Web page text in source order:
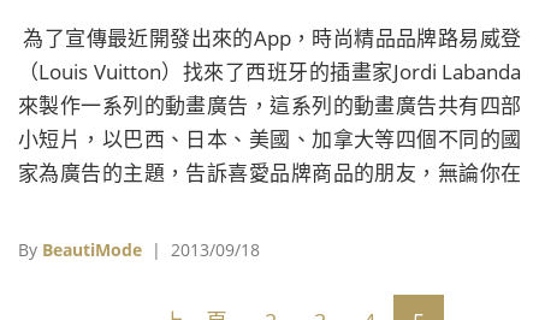
為了宣傳最近開發出來的App，時尚精品品牌路易威登
（Louis Vuitton）找來了西班牙的插畫家Jordi Labanda
來製作一系列的動畫廣告，這系列的動畫廣告共有四部
小短片，以巴西、日本、美國、加拿大等四個不同的國
家為廣告的主題，告訴喜愛品牌商品的朋友，無論你在
能讓你快速的取得最新時尚資訊。
By BeautiMode | 2013/09/18